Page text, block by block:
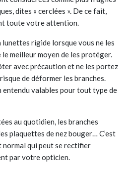
dites « cerclées ». De ce fait,
toute votre attention.
lunettes rigide lorsque vous ne les
meilleur moyen de les protéger.
avec précaution et ne les portez
de déformer les branches.
entendu valables pour tout type de
au quotidien, les branches
plaquettes de nez bouger… C’est
normal qui peut se rectifier
par votre opticien.